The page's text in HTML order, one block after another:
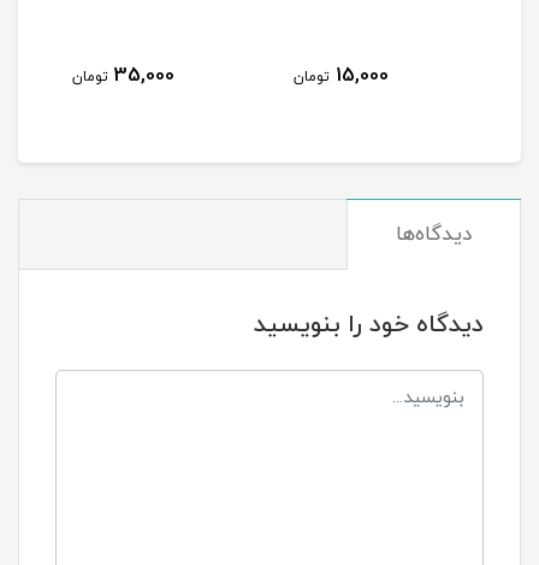
15,000 تومان 35,000 تومان
دیدگاه‌ها
دیدگاه خود را بنویسید